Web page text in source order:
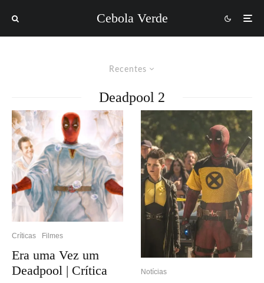
Cebola Verde
Recentes
Deadpool 2
Críticas Filmes
Era uma Vez um
Deadpool | Crítica
Notícias